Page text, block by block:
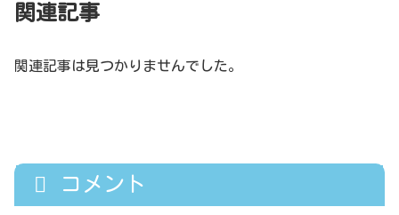
関連記事
関連記事は見つかりませんでした。
コメント